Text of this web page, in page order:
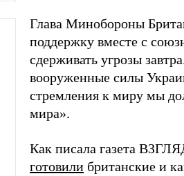
Глава Минобороны
поддержку вместе с
сдерживать угрозы
вооруженные силы
стремления к миру мы
мира».
Как писала газета
готовили британские и